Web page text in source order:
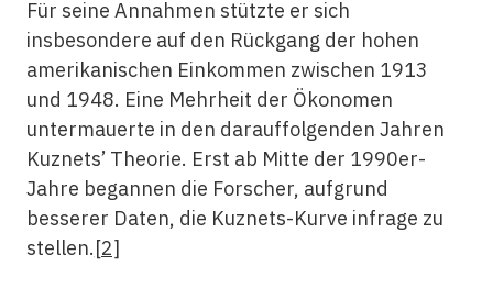
Für seine Annahmen stützte er sich
insbesondere auf den Rückgang der hohen
amerikanischen Einkommen zwischen 1913
und 1948. Eine Mehrheit der Ökonomen
untermauerte in den darauffolgenden Jahren
Kuznets’ Theorie. Erst ab Mitte der 1990er-
Jahre begannen die Forscher, aufgrund
besserer Daten, die Kuznets-Kurve infrage zu
stellen.[2]